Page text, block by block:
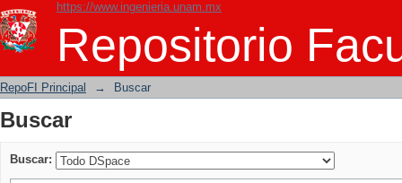
https://www.ingenieria.unam.mx
Repositorio
Buscar
RepoFI Principal → Buscar
Buscar
Buscar: